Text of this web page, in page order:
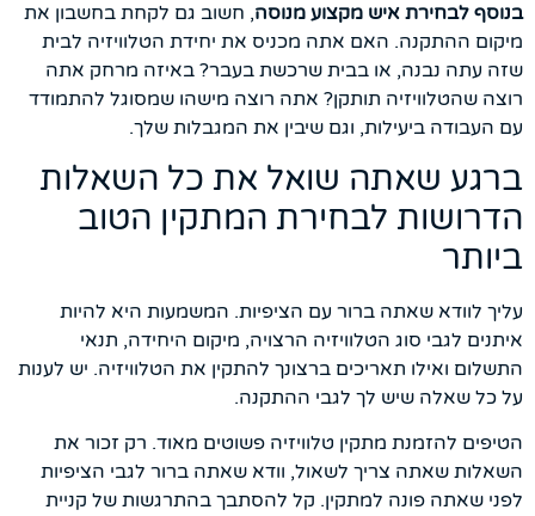
בנוסף לבחירת איש מקצוע מנוסה, חשוב גם לקחת בחשבון את
מיקום ההתקנה. האם אתה מכניס את יחידת הטלוויזיה לבית
שזה עתה נבנה, או בבית שרכשת בעבר? באיזה מרחק אתה
רוצה שהטלוויזיה תותקן? אתה רוצה מישהו שמסוגל להתמודד
עם העבודה ביעילות, וגם שיבין את המגבלות שלך.
ברגע שאתה שואל את כל השאלות
הדרושות לבחירת המתקין הטוב
ביותר
עליך לוודא שאתה ברור עם הציפיות. המשמעות היא להיות
איתנים לגבי סוג הטלוויזיה הרצויה, מיקום היחידה, תנאי
התשלום ואילו תאריכים ברצונך להתקין את הטלוויזיה. יש לענות
על כל שאלה שיש לך לגבי ההתקנה.
הטיפים להזמנת מתקין טלוויזיה פשוטים מאוד. רק זכור את
השאלות שאתה צריך לשאול, וודא שאתה ברור לגבי הציפיות
לפני שאתה פונה למתקין. קל להסתבך בהתרגשות של קניית